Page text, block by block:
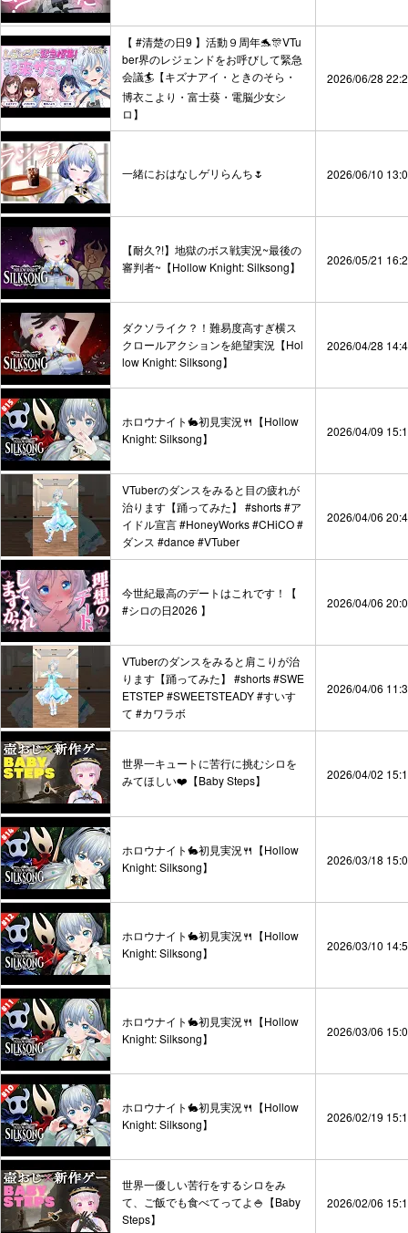
【 #清楚の日9 】活動９周年🐬🎊VTu
ber界のレジェンドをお呼びして緊急
会議🏄【キズナアイ・ときのそら・
博衣こより・富士葵・電脳少女シ
ロ】
2026/06/28
一緒におはなしゲリらんち🌷 2026/06/10
【耐久?!】地獄のボス戦実況~最後の
審判者~【Hollow Knight: Silksong】
2026/05/21
ダクソライク？！難易度高すぎ横ス
クロールアクションを絶望実況【Hol
low Knight: Silksong】
2026/04/28
ホロウナイト🐇初見実況🍴【Hollow
Knight: Silksong】
2026/04/09
VTuberのダンスをみると目の疲れが
治ります【踊ってみた】 #shorts #ア
イドル宣言 #HoneyWorks #CHiCO #
ダンス #dance #VTuber
2026/04/06
今世紀最高のデートはこれです！【
#シロの日2026 】
2026/04/06
VTuberのダンスをみると肩こりが治
ります【踊ってみた】 #shorts #SWE
ETSTEP #SWEETSTEADY #すいす
て #カワラボ
2026/04/06
世界一キュートに苦行に挑むシロを
みてほしい❤️【Baby Steps】
2026/04/02
ホロウナイト🐇初見実況🍴【Hollow
Knight: Silksong】
2026/03/18
ホロウナイト🐇初見実況🍴【Hollow
Knight: Silksong】
2026/03/10
ホロウナイト🐇初見実況🍴【Hollow
Knight: Silksong】
2026/03/06
ホロウナイト🐇初見実況🍴【Hollow
Knight: Silksong】
2026/02/19
世界一優しい苦行をするシロをみ
て、ご飯でも食べてってよ🍚【Baby
Steps】
2026/02/06